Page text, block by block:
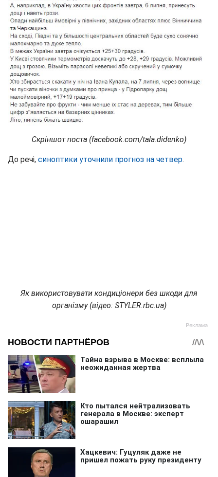
Скріншот поста (facebook.com/tala.didenko)
До речі, синоптики уточнили прогноз на четвер.
Як використовувати кондиціонери без шкоди для
організму (відео: STYLER.rbc.ua)